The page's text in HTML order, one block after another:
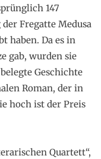
147
Fregatte Medusa
haben. Da es in
gab, wurden sie
Geschichte
Roman, der in
hoch ist der Preis
Quartett“,